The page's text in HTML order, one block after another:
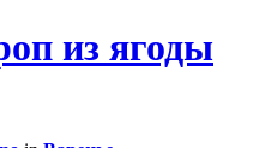
из ягоды